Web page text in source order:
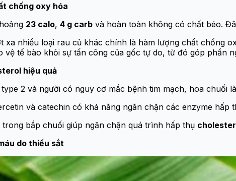
chống oxy hóa
23 calo, 4 g carb và hoàn toàn không có chất béo.
xa nhiều loại rau củ khác chính là hàm lượng chất chống
tế bào khỏi sự tấn công của gốc tự do, từ đó góp phần
hiệu quả
2 và người có nguy cơ mắc bệnh tim mạch, hoa chuối
và catechin có khả năng ngăn chặn các enzyme
bắp chuối giúp ngăn chặn quá trình hấp thụ
do thiếu sắt